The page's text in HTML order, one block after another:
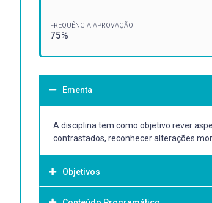
FREQUÊNCIA APROVAÇÃO
75%
Ementa
A disciplina tem como objetivo rever
contrastados, reconhecer alterações
Objetivos